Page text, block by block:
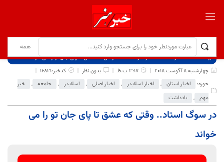
برگ نخست نوشته‌ها
در سوگ استاد.. وقتی که عشق تا پای جان تو را می خواند
چهارشنبه 8 آگوست 2018
3:17 ب.ظ بدون نظر
کدخبر:16821
حوزه:
اخبار استان , اخبار اسلایدر , اخبار اصلی , اسلایدر , جامعه ,
خبر
مهم , یادداشت
در سوگ استاد.. وقتی که عشق تا پای جان تو را می
خواند